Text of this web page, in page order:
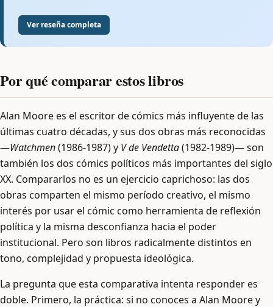
Ver reseña completa
Por qué comparar estos libros
Alan Moore es el escritor de cómics más influyente de las
últimas cuatro décadas, y sus dos obras más reconocidas
—Watchmen(1986-1987) y V de Vendetta(1982-1989)— son
también los dos cómics políticos más importantes del siglo
XX. Compararlos no es un ejercicio caprichoso: las dos
obras comparten el mismo período creativo, el mismo
interés por usar el cómic como herramienta de reflexión
política y la misma desconfianza hacia el poder
institucional. Pero son libros radicalmente distintos en
tono, complejidad y propuesta ideológica.
La pregunta que esta comparativa intenta responder es
doble. Primero, la práctica: si no conoces a Alan Moore y